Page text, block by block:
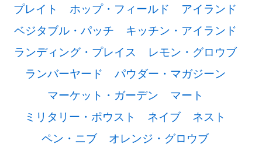
プレイト
ホップ・フィールド
アイランド
ベジタブル・パッチ
キッチン・アイランド
ランディング・プレイス
レモン・グロウブ
ランバーヤード
パウダー・マガジーン
マーケット・ガーデン
マート
ミリタリー・ポウスト
ネイブ
ネスト
ペン・ニブ
オレンジ・グロウブ